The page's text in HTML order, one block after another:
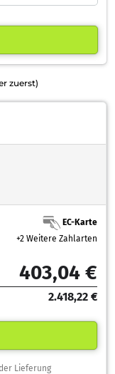
zuerst)
EC-Karte
+2 Weitere Zahlarten
403,04 €
2.418,22 €
Lieferung